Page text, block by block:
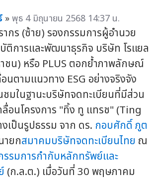
»พุธ 4 มิถุนายน 2568 14:37 น.
กร (ซ้าย) รองกรรมการผู้อำนวย
ติการและพัฒนาธุรกิจ บริษัท โรแยล
ชน) หรือ PLUS ตอกย้ำภาพลักษณ์
นตามแนวทาง ESG อย่างจริงจัง
ชมในฐานะบริษัทจดทะเบียนที่มีส่วน
ลื่อนโครงการ "ทิ้ง ทู แทรช" (Ting
เป็นรูปธรรม จาก ดร. กอบศักดิ์ ภูต
ายกสมาคมบริษัทจดทะเบียนไทย ณ
รมการกำกับหลักทรัพย์และ
(ก.ล.ต.) เมื่อวันที่ 30 พฤษภาคม